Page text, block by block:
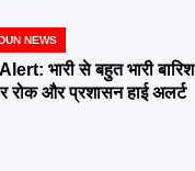
NEWS
भारी से बहुत भारी बारिश
रोक और प्रशासन हाई अलर्ट